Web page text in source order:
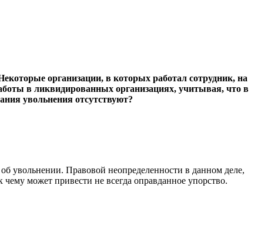
организации, в которых работал сотрудник, на
в ликвидированных организациях, учитывая, что в
увольнения отсутствуют?
увольнении. Правовой неопределенности в данном деле,
может привести не всегда оправданное упорство.